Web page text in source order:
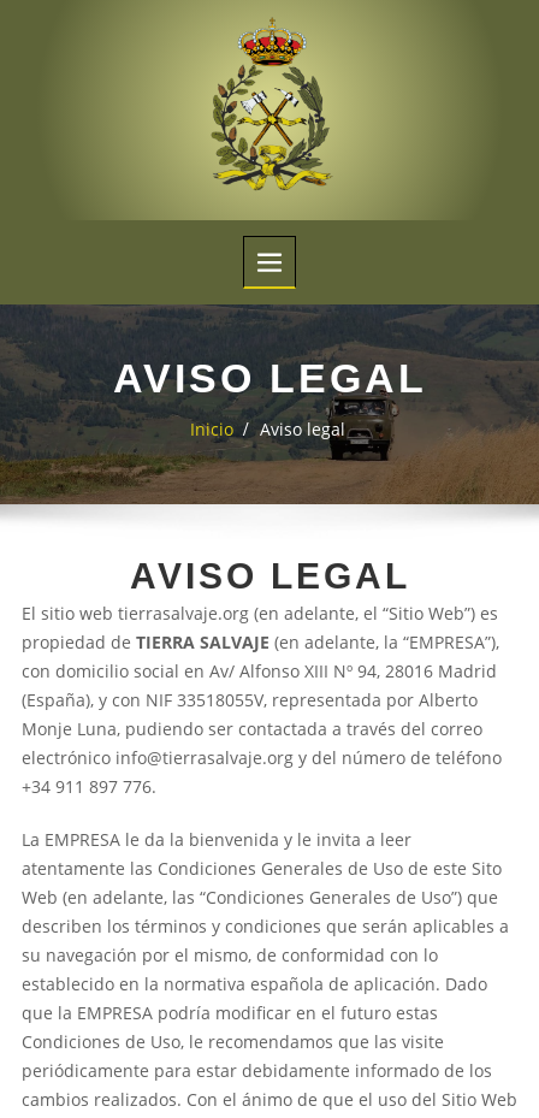
AVISO LEGAL
Aviso legal
AVISO LEGAL
El sitio web tierrasalvaje.org (en adelante, el “Sitio Web”) es
propiedad de TIERRA SALVAJE (en adelante, la “EMPRESA”),
con domicilio social en Av/ Alfonso XIII Nº 94, 28016 Madrid
(España), y con NIF 33518055V, representada por Alberto
Monje Luna, pudiendo ser contactada a través del correo
electrónico info@tierrasalvaje.org y del número de teléfono
+34 911 897 776.
La EMPRESA le da la bienvenida y le invita a leer
atentamente las Condiciones Generales de Uso de este Sito
Web (en adelante, las “Condiciones Generales de Uso”) que
describen los términos y condiciones que serán aplicables a
su navegación por el mismo, de conformidad con lo
establecido en la normativa española de aplicación. Dado
que la EMPRESA podría modificar en el futuro estas
Condiciones de Uso, le recomendamos que las visite
periódicamente para estar debidamente informado de los
cambios realizados. Con el ánimo de que el uso del Sitio Web